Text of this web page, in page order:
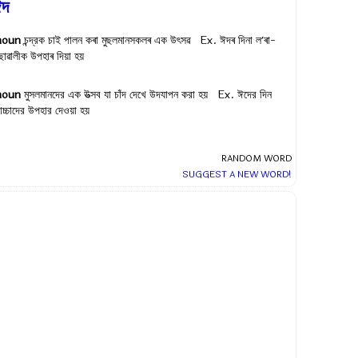
চন্দ্রক চাই পালন কৰা মুছলমানসকলৰ এক উৎসৱ Ex. ঈদৰ দিনা লʼৰা-
উপহাৰ দিয়া হয়
মুসলমানদের এক উত্সব যা চাঁদ দেখে উদযাপন করা হয় Ex. ঈদের দিন
উপহার দেওয়া হয়
RANDOM WORD
SUGGEST A NEW WORD!